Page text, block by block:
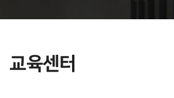
교육센터